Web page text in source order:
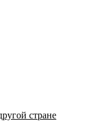
стране